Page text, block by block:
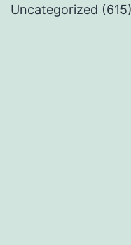
Uncategorized (615)